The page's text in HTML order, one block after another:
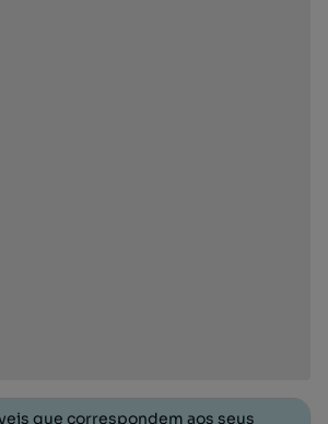
que correspondem aos seus